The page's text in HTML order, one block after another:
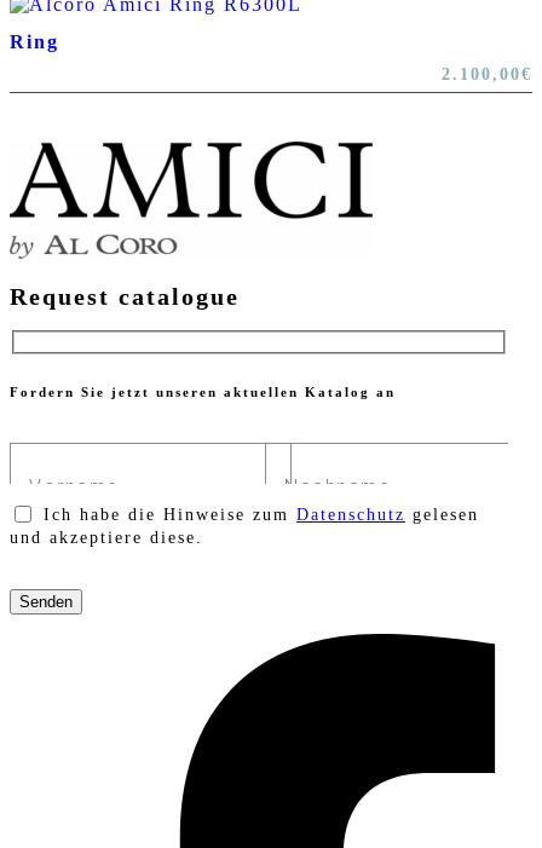
Ring
2.100,00€
Request catalogue
Fordern Sie jetzt unseren aktuellen Katalog an
Ich habe die Hinweise zum Datenschutz gelesen
und akzeptiere diese.
lasse